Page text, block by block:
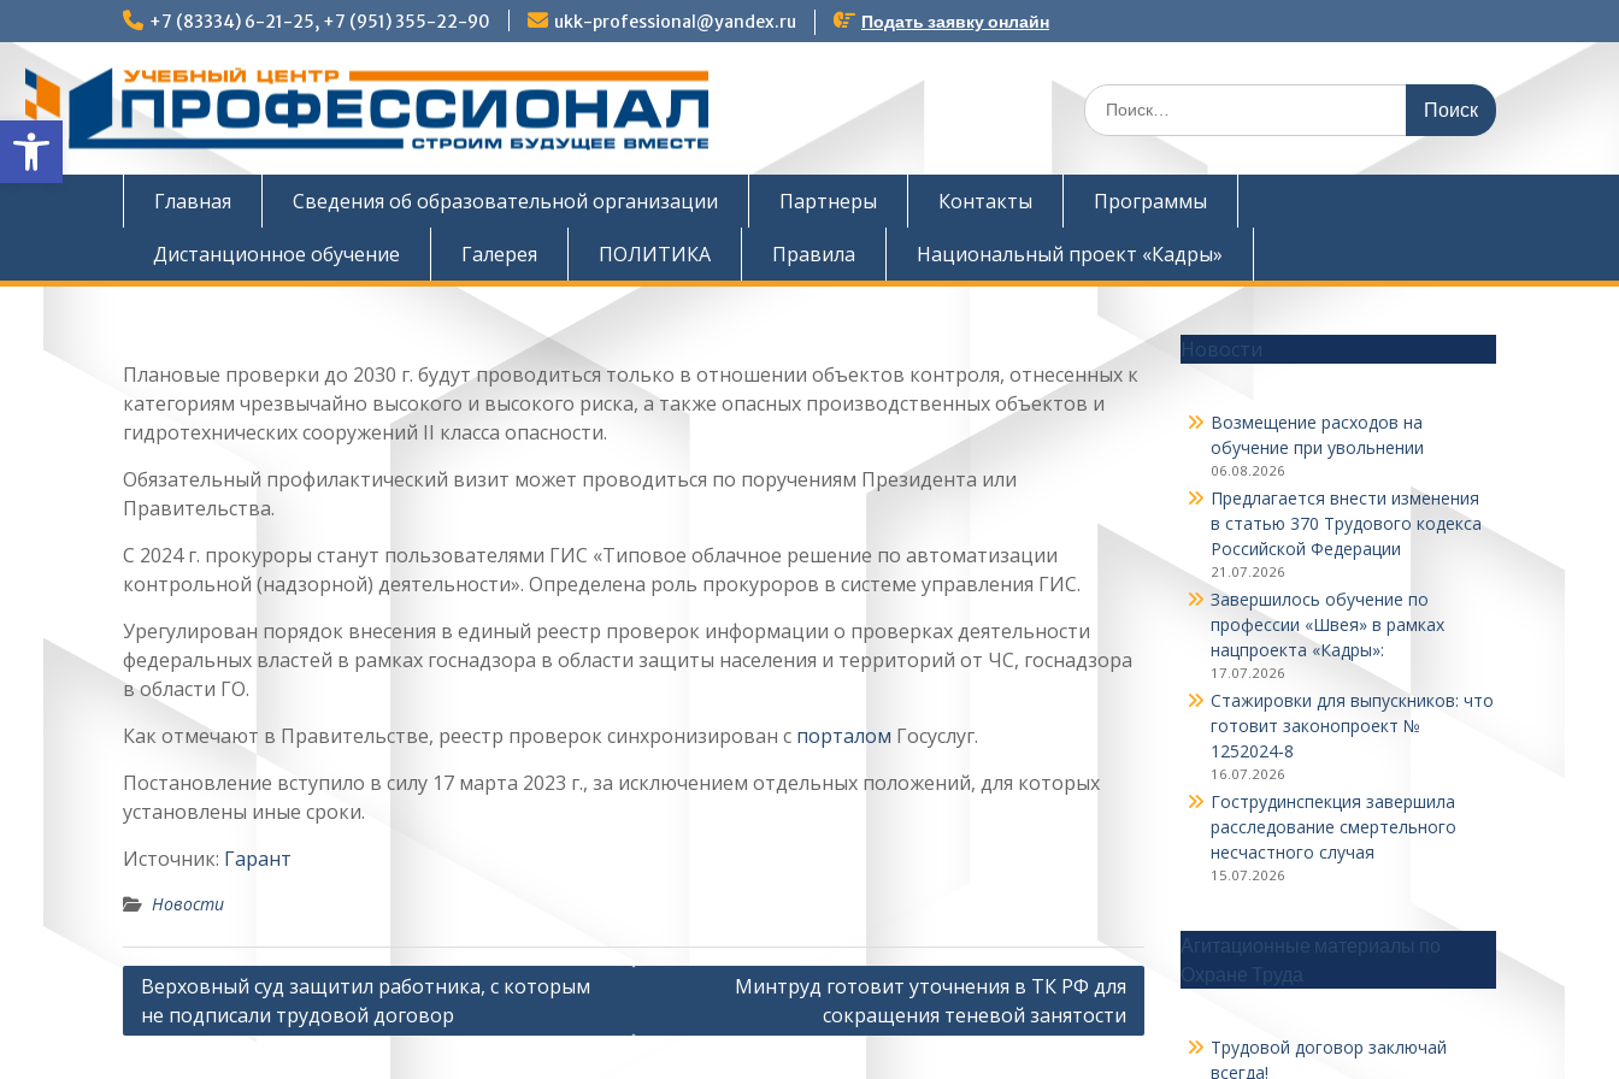
Открыть панель инструментов
к
содержимому
+7 (83334) 6-21-25, +7 (951) 355-22-90 ukk-professional@yandex.ru Подать заявку онлайн
Поиск
по:
Главная Сведения об образовательной организации Партнеры Контакты
Программы
Дистанционное обучение
Галерея ПОЛИТИКА Правила Национальный проект «Кадры»
Плановые проверки до 2030 г. будут проводиться только в отношении объектов контроля, отнесенных к
категориям чрезвычайно высокого и высокого риска, а также опасных производственных объектов и
гидротехнических сооружений II класса опасности.
Обязательный профилактический визит может проводиться по поручениям Президента или
Правительства.
С 2024 г. прокуроры станут пользователями ГИС «Типовое облачное решение по автоматизации
контрольной (надзорной) деятельности». Определена роль прокуроров в системе управления ГИС.
Урегулирован порядок внесения в единый реестр проверок информации о проверках деятельности
федеральных властей в рамках госнадзора в области защиты населения и территорий от ЧС, госнадзора
в области ГО.
Как отмечают в Правительстве, реестр проверок синхронизирован с порталом Госуслуг.
Постановление вступило в силу 17 марта 2023 г., за исключением отдельных положений, для которых
установлены иные сроки.
Источник: Гарант
Новости
Навигация
по
Верховный суд защитил работника, с которым
не подписали трудовой договор
Минтруд готовит уточнения в ТК РФ для
сокращения теневой занятости
Новости
Возмещение расходов на
обучение при увольнении
06.08.2026
Предлагается внести изменения
в статью 370 Трудового кодекса
Российской Федерации
21.07.2026
Завершилось обучение по
профессии «Швея» в рамках
нацпроекта «Кадры»:
17.07.2026
Стажировки для выпускников: что
готовит законопроект №
1252024‑8
16.07.2026
Гострудинспекция завершила
расследование смертельного
несчастного случая
15.07.2026
Агитационные материалы по
Охране Труда
Трудовой договор заключай
всегда!